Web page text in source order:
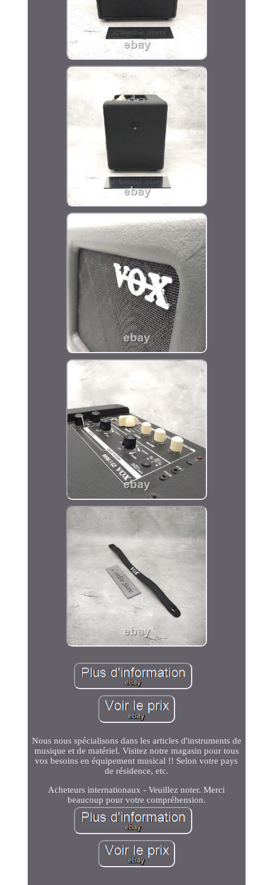
Nous nous spécialisons dans les articles d'instruments de
musique et de matériel. Visitez notre magasin pour tous
vos besoins en équipement musical !! Selon votre pays
de résidence, etc.
Acheteurs internationaux - Veuillez noter. Merci
beaucoup pour votre compréhension.